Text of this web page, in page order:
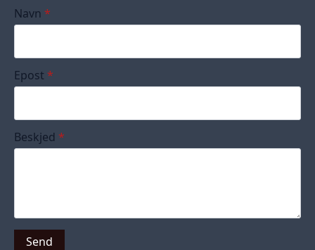
Navn *
Epost *
Beskjed *
Send